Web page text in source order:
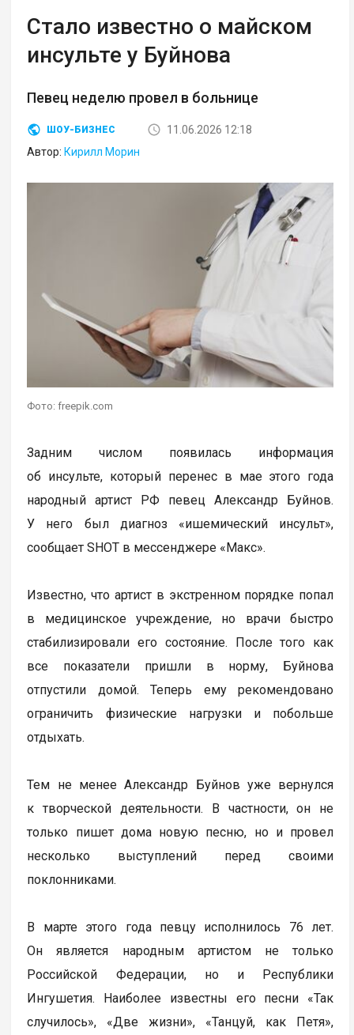
Стало известно о майском
инсульте у Буйнова
Певец неделю провел в больнице
ШОУ-БИЗНЕС
11.06.2026 12:18
Автор: Кирилл Морин
Фото: freepik.com
Задним числом появилась информация
об инсульте, который перенес в мае этого года
народный артист РФ певец Александр Буйнов.
У него был диагноз «ишемический инсульт»,
сообщает SHOT в мессенджере «Макс».
Известно, что артист в экстренном порядке попал
в медицинское учреждение, но врачи быстро
стабилизировали его состояние. После того как
все показатели пришли в норму, Буйнова
отпустили домой. Теперь ему рекомендовано
ограничить физические нагрузки и побольше
отдыхать.
Тем не менее Александр Буйнов уже вернулся
к творческой деятельности. В частности, он не
только пишет дома новую песню, но и провел
несколько выступлений перед своими
поклонниками.
В марте этого года певцу исполнилось 76 лет.
Он является народным артистом не только
Российской Федерации, но и Республики
Ингушетия. Наиболее известны его песни «Так
случилось», «Две жизни», «Танцуй, как Петя»,